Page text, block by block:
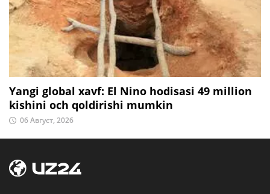
Yangi global xavf: El Nino hodisasi 49 million
kishini och qoldirishi mumkin
06 Август, 2026